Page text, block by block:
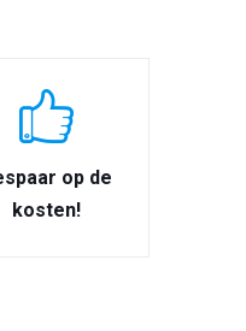
op de
kosten!